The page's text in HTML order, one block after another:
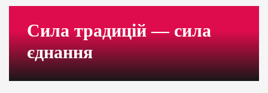
Сила традицій — сила
єднання